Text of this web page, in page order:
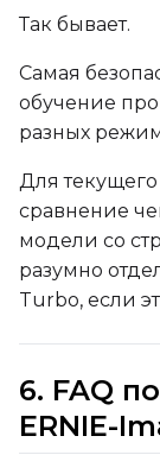
Так бывает.
Самая
обучение
разных
Для
сравнение
модели со
разумно
Turbo, если
6. FAQ
ERNIE-